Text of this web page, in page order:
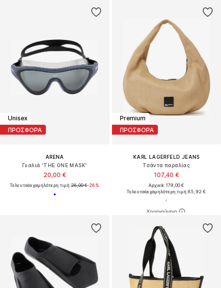
Unisex
ΠΡΟΣΦΟΡΑ
ARENA
Γυαλιά 'THE ONE MASK'
20,00 €
Τελευταία χαμηλότερη τιμή:28,00 €-28%
Premium
ΠΡΟΣΦΟΡΑ
KARL LAGERFELD JEANS
Τσάντα παραλίας
107,40 €
Αρχικά: 179,00 €
Τελευταία χαμηλότερη τιμή:85,92 €